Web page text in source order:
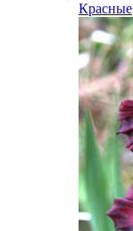
Красные